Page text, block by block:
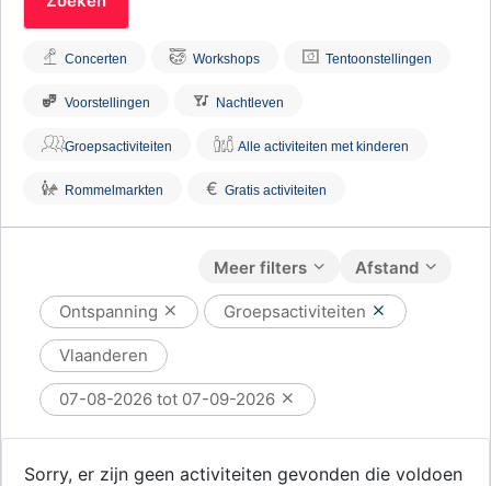
Concerten Workshops Tentoonstellingen
Voorstellingen Nachtleven
Groepsactiviteiten Alle activiteiten met kinderen
Rommelmarkten € Gratis activiteiten
Afstand
Meer filters
Ontspanning Groepsactiviteiten
Vlaanderen
07-08-2026 tot 07-09-2026
Sorry, er zijn geen activiteiten gevonden die voldoen